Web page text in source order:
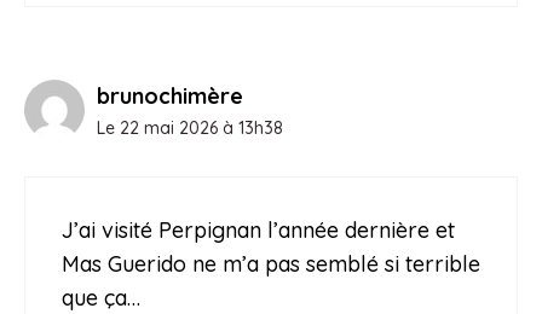
brunochimère
Le 22 mai 2026 à 13h38
J’ai visité Perpignan l’année dernière et
Mas Guerido ne m’a pas semblé si terrible
que ça…